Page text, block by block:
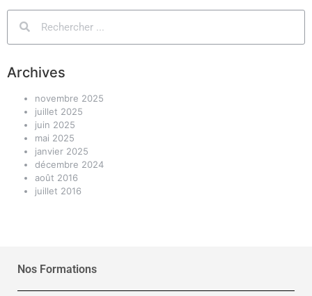
Archives
novembre 2025
juillet 2025
juin 2025
mai 2025
janvier 2025
décembre 2024
août 2016
juillet 2016
Nos Formations